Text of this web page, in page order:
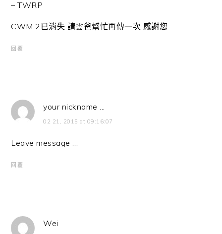
– TWRP
CWM 2已消失 請雲爸幫忙再傳一次 感謝您
回覆
your nickname ...
02 21, 2015 at 09:16:07
Leave message …
回覆
Wei